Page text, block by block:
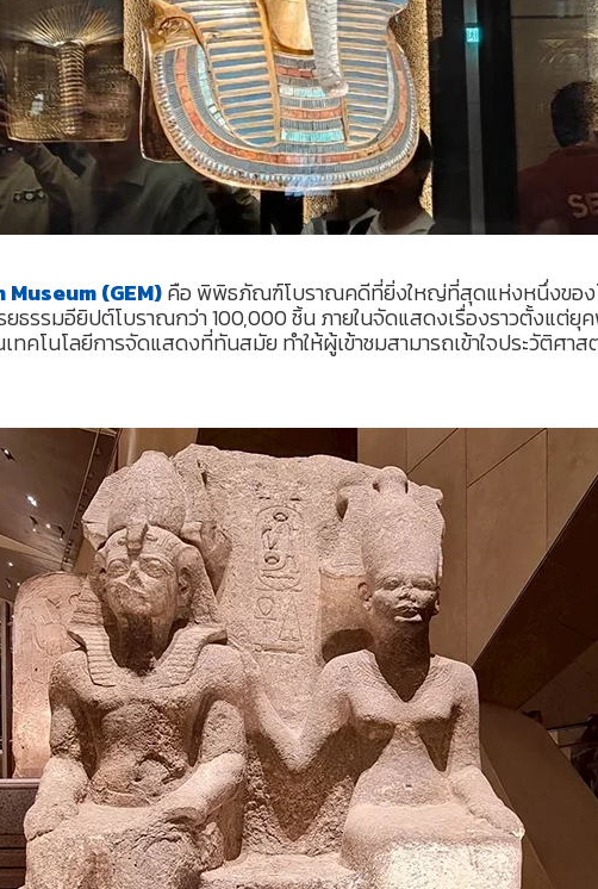
(GEM)คือ พิพิธภัณฑ์โบราณคดีที่ยิ่งใหญ่ที่สุดแห่งหนึ่งของ
ธรรมอียิปต์โบราณกว่า 100,000 ชิ้น ภายในจัดแสดงเรื่องราวตั้งแต่ยุ
คโนโลยีการจัดแสดงที่ทันสมัย ทำให้ผู้เข้าชมสามารถเข้าใจประวัติศาส